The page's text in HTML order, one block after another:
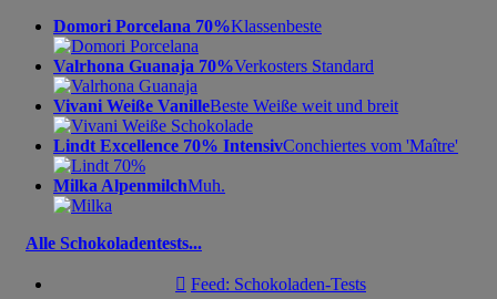
Domori Porcelana 70%Klassenbeste
Valrhona Guanaja 70%Verkosters Standard
Vivani Weiße VanilleBeste Weiße weit und breit
Lindt Excellence 70% IntensivConchiertes vom 'Maître'
Milka AlpenmilchMuh.
Alle Schokoladentests...
 Feed: Schokoladen-Tests